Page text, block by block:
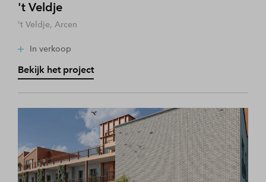
't Veldje
't Veldje, Arcen
In verkoop
Bekijk het project